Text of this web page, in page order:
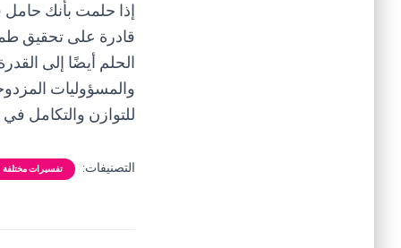
إذا حلمت بأنك حامل
قادرة على تحقيق
الحلم أيضًا إلى
والمسؤوليات
للتوازن والتكامل
التصنيفات: تفسيرات مختلفة